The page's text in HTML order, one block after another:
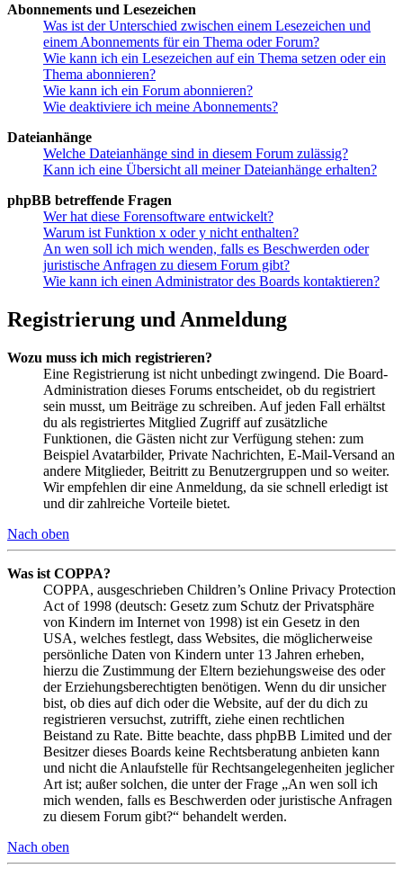
Abonnements und Lesezeichen
Was ist der Unterschied zwischen einem Lesezeichen und
einem Abonnements für ein Thema oder Forum?
Wie kann ich ein Lesezeichen auf ein Thema setzen oder ein
Thema abonnieren?
Wie kann ich ein Forum abonnieren?
Wie deaktiviere ich meine Abonnements?
Dateianhänge
Welche Dateianhänge sind in diesem Forum zulässig?
Kann ich eine Übersicht all meiner Dateianhänge erhalten?
phpBB betreffende Fragen
Wer hat diese Forensoftware entwickelt?
Warum ist Funktion x oder y nicht enthalten?
An wen soll ich mich wenden, falls es Beschwerden oder
juristische Anfragen zu diesem Forum gibt?
Wie kann ich einen Administrator des Boards kontaktieren?
Registrierung und Anmeldung
Wozu muss ich mich registrieren?
Eine Registrierung ist nicht unbedingt zwingend. Die Board-
Administration dieses Forums entscheidet, ob du registriert
sein musst, um Beiträge zu schreiben. Auf jeden Fall erhältst
du als registriertes Mitglied Zugriff auf zusätzliche
Funktionen, die Gästen nicht zur Verfügung stehen: zum
Beispiel Avatarbilder, Private Nachrichten, E-Mail-Versand an
andere Mitglieder, Beitritt zu Benutzergruppen und so weiter.
Wir empfehlen dir eine Anmeldung, da sie schnell erledigt ist
und dir zahlreiche Vorteile bietet.
Nach oben
Was ist COPPA?
COPPA, ausgeschrieben Children’s Online Privacy Protection
Act of 1998 (deutsch: Gesetz zum Schutz der Privatsphäre
von Kindern im Internet von 1998) ist ein Gesetz in den
USA, welches festlegt, dass Websites, die möglicherweise
persönliche Daten von Kindern unter 13 Jahren erheben,
hierzu die Zustimmung der Eltern beziehungsweise des oder
der Erziehungsberechtigten benötigen. Wenn du dir unsicher
bist, ob dies auf dich oder die Website, auf der du dich zu
registrieren versuchst, zutrifft, ziehe einen rechtlichen
Beistand zu Rate. Bitte beachte, dass phpBB Limited und der
Besitzer dieses Boards keine Rechtsberatung anbieten kann
und nicht die Anlaufstelle für Rechtsangelegenheiten jeglicher
Art ist; außer solchen, die unter der Frage „An wen soll ich
mich wenden, falls es Beschwerden oder juristische Anfragen
zu diesem Forum gibt?“ behandelt werden.
Nach oben